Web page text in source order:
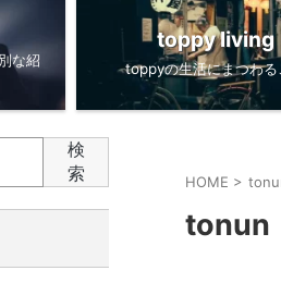
な紹
toppy living
toppyの生活にまつわる
HOME >
tonun
検
索